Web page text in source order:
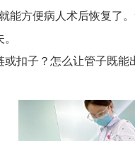
能方便病人术后恢复了
扣子？怎么让管子既能